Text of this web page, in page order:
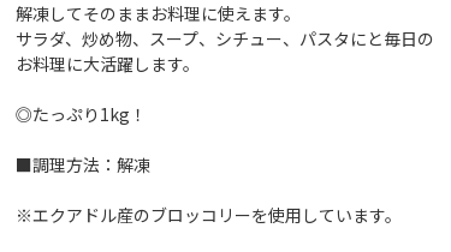
解凍してそのままお料理に使えます。
サラダ、炒め物、スープ、シチュー、パスタにと毎日の
お料理に大活躍します。
◎たっぷり1kg！
■調理方法：解凍
※エクアドル産のブロッコリーを使用しています。